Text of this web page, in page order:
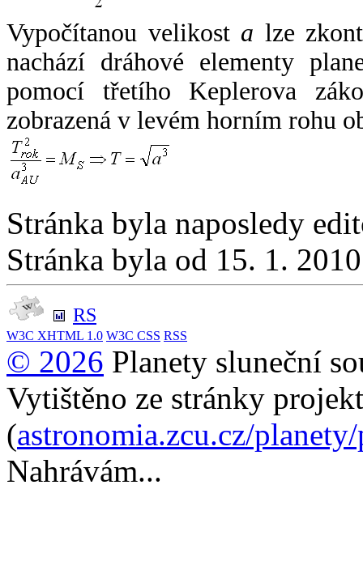
Vypočítanou velikost a lze
nachází dráhové elementy
pomocí třetího Keplerova
zobrazená v levém horním rohu
Stránka byla naposledy
Stránka byla od 15. 1.
RS
W3C XHTML 1.0 W3C CSS RSS
© 2026 Planety sluneční
Vytištěno ze stránky
(astronomia.zcu.cz/
Nahrávám...